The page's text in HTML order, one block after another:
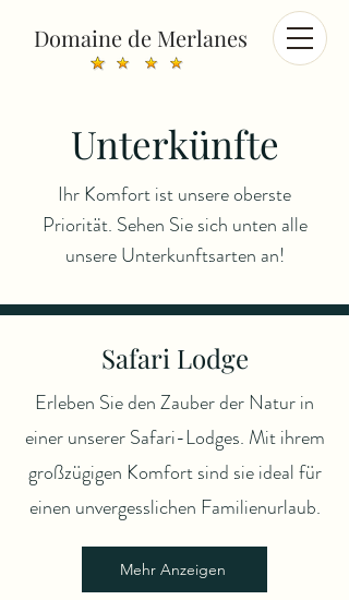
Domaine de Merlanes
Unterkünfte
Ihr Komfort ist unsere oberste
Priorität. Sehen Sie sich unten alle
unsere Unterkunftsarten an!
Safari Lodge
Erleben Sie den Zauber der Natur in
einer unserer Safari-Lodges. Mit ihrem
großzügigen Komfort sind sie ideal für
einen unvergesslichen Familienurlaub.
Mehr Anzeigen